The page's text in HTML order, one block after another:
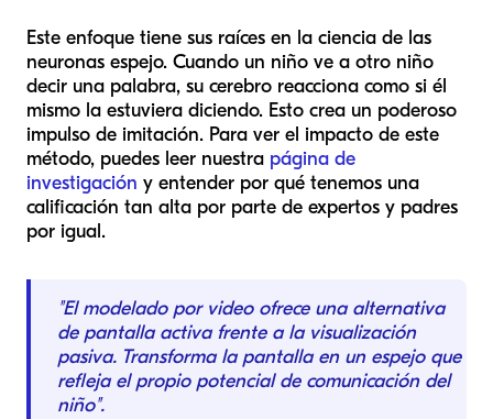
Este enfoque tiene sus raíces en la ciencia de las
neuronas espejo. Cuando un niño ve a otro niño
decir una palabra, su cerebro reacciona como si él
mismo la estuviera diciendo. Esto crea un poderoso
impulso de imitación. Para ver el impacto de este
método, puedes leer nuestra página de
investigación y entender por qué tenemos una
calificación tan alta por parte de expertos y padres
por igual.
"El modelado por video ofrece una alternativa
de pantalla activa frente a la visualización
pasiva. Transforma la pantalla en un espejo que
refleja el propio potencial de comunicación del
niño".